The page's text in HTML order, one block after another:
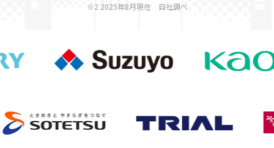
※2 2025年8月現在 自社調べ